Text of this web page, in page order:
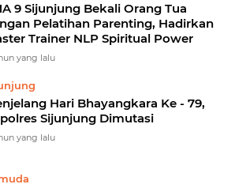
9 Sijunjung Bekali Orang Tua
Pelatihan Parenting, Hadirkan
Trainer NLP Spiritual Power
yang lalu
Hari Bhayangkara Ke - 79,
Sijunjung Dimutasi
yang lalu